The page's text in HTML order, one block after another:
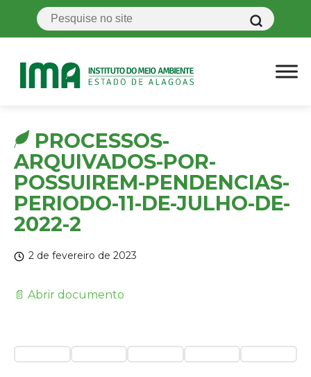
PROCESSOS-
ARQUIVADOS-POR-
POSSUIREM-PENDENCIAS-
PERIODO-11-DE-JULHO-DE-
2022-2
2 de fevereiro de 2023
📄 Abrir documento